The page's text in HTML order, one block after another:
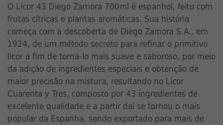
O Licor 43 Diego Zamora 700ml é espanhol, feito com
frutas cítricas e plantas aromáticas. Sua história
começa com a descoberta de Diego Zamora S.A., em
1924, de um método secreto para refinar o primitivo
licor a fim de torná-lo mais suave e saboroso, por meio
da adição de ingredientes especiais e obtenção de
maior precisão na mistura, resultando no Licor
Cuarenta y Tres, composto por 43 ingredientes de
excelente qualidade e a partir daí se tornou o mais
popular da Espanha, sendo exportado para mais de